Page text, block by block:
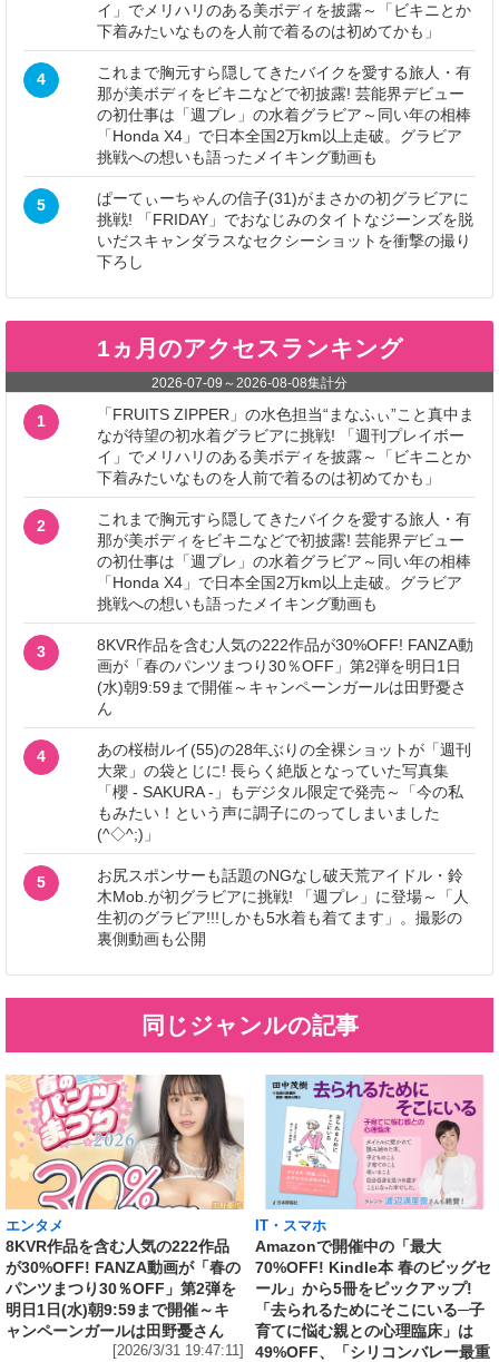
イ」でメリハリのある美ボディを披露～「ビキニとか
下着みたいなものを人前で着るのは初めてかも」
4
これまで胸元すら隠してきたバイクを愛する旅人・有
那が美ボディをビキニなどで初披露! 芸能界デビュー
の初仕事は「週プレ」の水着グラビア～同い年の相棒
「Honda X4」で日本全国2万km以上走破。グラビア
挑戦への想いも語ったメイキング動画も
5
ぱーてぃーちゃんの信子(31)がまさかの初グラビアに
挑戦! 「FRIDAY」でおなじみのタイトなジーンズを脱
いだスキャンダラスなセクシーショットを衝撃の撮り
下ろし
1ヵ月のアクセスランキング
2026-07-09 ～2026-08-08集計分
1
「FRUITS ZIPPER」の水色担当“まなふぃ”こと真中ま
なが待望の初水着グラビアに挑戦! 「週刊プレイボー
イ」でメリハリのある美ボディを披露～「ビキニとか
下着みたいなものを人前で着るのは初めてかも」
2
これまで胸元すら隠してきたバイクを愛する旅人・有
那が美ボディをビキニなどで初披露! 芸能界デビュー
の初仕事は「週プレ」の水着グラビア～同い年の相棒
「Honda X4」で日本全国2万km以上走破。グラビア
挑戦への想いも語ったメイキング動画も
3
8KVR作品を含む人気の222作品が30%OFF! FANZA動
画が「春のパンツまつり30％OFF」第2弾を明日1日
(水)朝9:59まで開催～キャンペーンガールは田野憂さ
ん
4
あの桜樹ルイ(55)の28年ぶりの全裸ショットが「週刊
大衆」の袋とじに! 長らく絶版となっていた写真集
「櫻 - SAKURA -」もデジタル限定で発売～「今の私
もみたい！という声に調子にのってしまいました
(^◇^;)」
5
お尻スポンサーも話題のNGなし破天荒アイドル・鈴
木Mob.が初グラビアに挑戦! 「週プレ」に登場～「人
生初のグラビア!!!しかも5水着も着てます」。撮影の
裏側動画も公開
同じジャンルの記事
エンタメ
8KVR作品を含む人気の222作品
が30%OFF! FANZA動画が「春の
パンツまつり30％OFF」第2弾を
明日1日(水)朝9:59まで開催～キ
ャンペーンガールは田野憂さん
[2026/3/31 19:47:11]
IT・スマホ
Amazonで開催中の「最大
70%OFF! Kindle本 春のビッグセ
ール」から5冊をピックアップ!
「去られるためにそこにいる─子
育てに悩む親との心理臨床」は
49%OFF、「シリコンバレー最重